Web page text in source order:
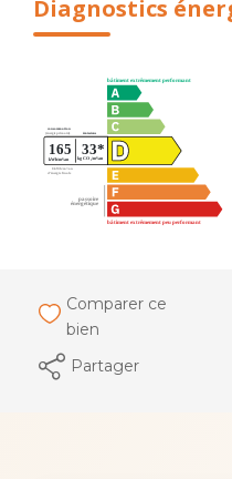
Diagnostics
Comparer ce
bien
Partager